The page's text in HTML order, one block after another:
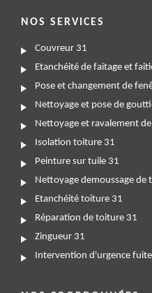
NOS SERVICES
Couvreur 31
Etanchéité de faitage et
Pose et changement de
Nettoyage et pose de
Nettoyage et ravalement
Isolation toiture 31
Peinture sur tuile 31
Nettoyage demoussage de
Etanchéité toiture 31
Réparation de toiture 31
Zingueur 31
Intervention d'urgence